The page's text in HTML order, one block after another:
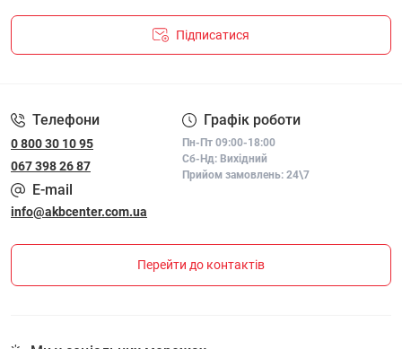
Підписатися
Телефони
0 800 30 10 95
067 398 26 87
Графік роботи
Пн-Пт 09:00-18:00
Сб-Нд: Вихідний
Прийом замовлень: 24\7
E-mail
info@akbcenter.com.ua
Перейти до контактів